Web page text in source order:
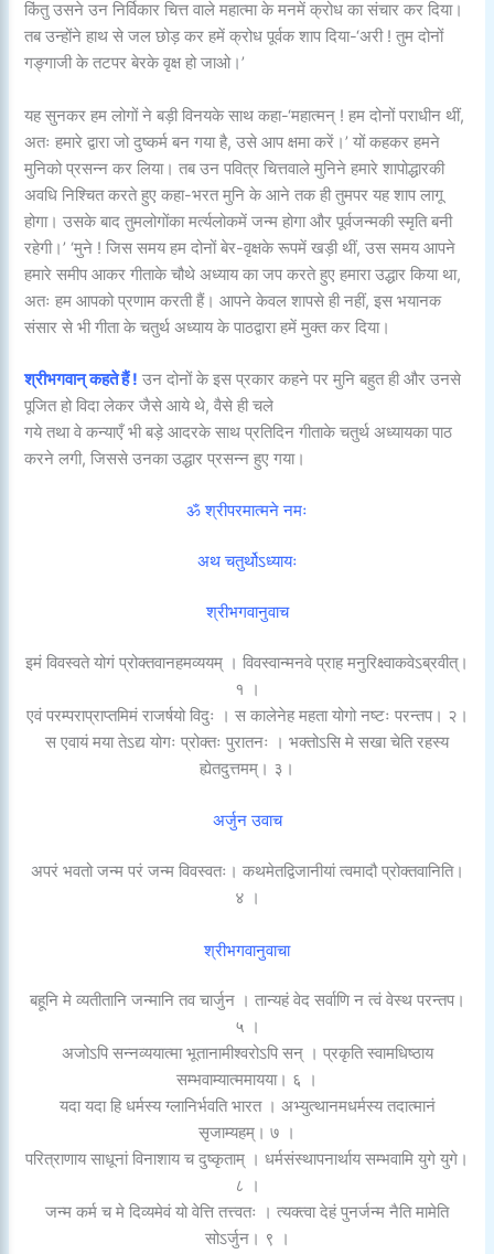
किंतु उसने उन निर्विकार चित्त वाले महात्मा के मनमें क्रोध का संचार कर दिया।
तब उन्होंने हाथ से जल छोड़ कर हमें क्रोध पूर्वक शाप दिया-‘अरी ! तुम दोनों
गङ्गाजी के तटपर बेरके वृक्ष हो जाओ।’
यह सुनकर हम लोगों ने बड़ी विनयके साथ कहा-‘महात्मन् ! हम दोनों पराधीन थीं,
अतः हमारे द्वारा जो दुष्कर्म बन गया है, उसे आप क्षमा करें।’ यों कहकर हमने
मुनिको प्रसन्न कर लिया। तब उन पवित्र चित्तवाले मुनिने हमारे शापोद्धारकी
अवधि निश्चित करते हुए कहा-भरत मुनि के आने तक ही तुमपर यह शाप लागू
होगा। उसके बाद तुमलोगोंका मर्त्यलोकमें जन्म होगा और पूर्वजन्मकी स्मृति बनी
रहेगी।’ ‘मुने ! जिस समय हम दोनों बेर-वृक्षके रूपमें खड़ी थीं, उस समय आपने
हमारे समीप आकर गीताके चौथे अध्याय का जप करते हुए हमारा उद्धार किया था,
अतः हम आपको प्रणाम करती हैं। आपने केवल शापसे ही नहीं, इस भयानक
संसार से भी गीता के चतुर्थ अध्याय के पाठद्वारा हमें मुक्त कर दिया।
श्रीभगवान् कहते हैं ! उन दोनों के इस प्रकार कहने पर मुनि बहुत ही और उनसे
पूजित हो विदा लेकर जैसे आये थे, वैसे ही चले
गये तथा वे कन्याएँ भी बड़े आदरके साथ प्रतिदिन गीताके चतुर्थ अध्यायका पाठ
करने लगी, जिससे उनका उद्धार प्रसन्न हुए गया।
ॐ श्रीपरमात्मने नमः
अथ चतुर्थोऽध्यायः
श्रीभगवानुवाच
इमं विवस्वते योगं प्रोक्तवानहमव्ययम् । विवस्वान्मनवे प्राह मनुरिक्ष्वाकवेऽब्रवीत्।
१ ।
एवं परम्पराप्राप्तमिमं राजर्षयो विदुः । स कालेनेह महता योगो नष्टः परन्तप। २।
स एवायं मया तेऽद्य योगः प्रोक्तः पुरातनः । भक्तोऽसि मे सखा चेति रहस्य
ह्येतदुत्तमम्। ३।
अर्जुन उवाच
अपरं भवतो जन्म परं जन्म विवस्वतः। कथमेतद्विजानीयां त्वमादौ प्रोक्तवानिति।
४ ।
श्रीभगवानुवाचा
बहूनि मे व्यतीतानि जन्मानि तव चार्जुन । तान्यहं वेद सर्वाणि न त्वं वेस्थ परन्तप।
५ ।
अजोऽपि सन्नव्ययात्मा भूतानामीश्वरोऽपि सन् । प्रकृति स्वामधिष्ठाय
सम्भवाम्यात्ममायया। ६ ।
यदा यदा हि धर्मस्य ग्लानिर्भवति भारत । अभ्युत्थानमधर्मस्य तदात्मानं
सृजाम्यहम्। ७ ।
परित्राणाय साधूनां विनाशाय च दुष्कृताम् । धर्मसंस्थापनार्थाय सम्भवामि युगे युगे।
८ ।
जन्म कर्म च मे दिव्यमेवं यो वेत्ति तत्त्वतः । त्यक्त्वा देहं पुनर्जन्म नैति मामेति
सोऽर्जुन। ९ ।